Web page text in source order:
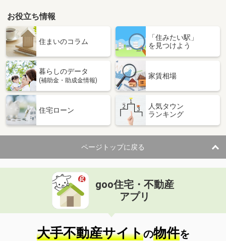
お役立ち情報
住まいのコラム
「住みたい駅」
を見つけよう
暮らしのデータ
(補助金・助成金情報)
家賃相場
住宅ローン
人気タウン
ランキング
ページトップに戻る
goo住宅・不動産
アプリ
大手不動産サイトの物件を